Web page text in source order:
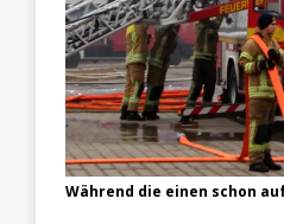
Während die einen schon